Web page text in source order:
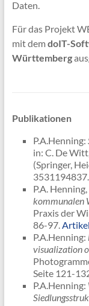
Daten.
Für das Projekt
mit demdoIT-
Württemberg
Publikationen
P.A.Henning:
in: C. De
(Springer,
3531194837.
P.A.
kommunalen
Praxis der
86-97.
P.A.Henning:
visualization
Seite 121-
P.A.Henning: